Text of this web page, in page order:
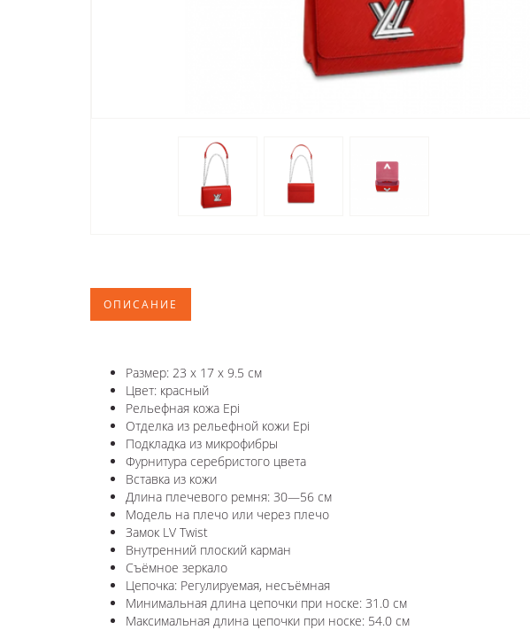
ОПИСАНИЕ
Размер: 23 x 17 x 9.5 см
Цвет: красный
Рельефная кожа Epi
Отделка из рельефной кожи Epi
Подкладка из микрофибры
Фурнитура серебристого цвета
Вставка из кожи
Длина плечевого ремня: 30—56 см
Модель на плечо или через плечо
Замок LV Twist
Внутренний плоский карман
Съёмное зеркало
Цепочка: Регулируемая, несъёмная
Минимальная длина цепочки при носке: 31.0 см
Максимальная длина цепочки при носке: 54.0 см